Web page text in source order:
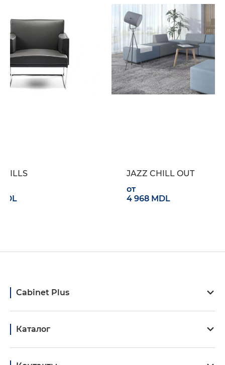
Кресло HILLS
15 240 MDL
JAZZ CHILL
4 968 MDL
Cabinet Plus
Каталог